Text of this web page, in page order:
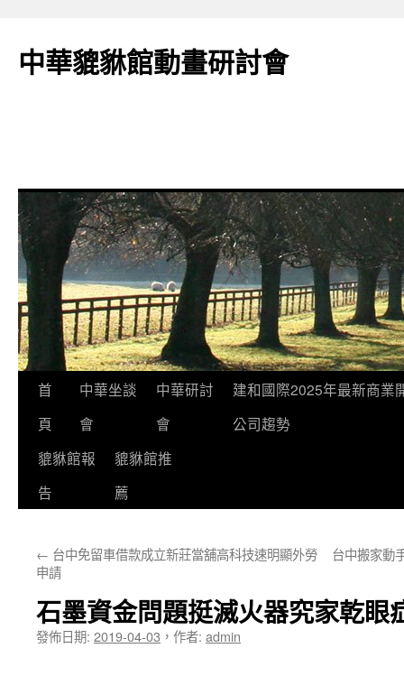
主
中華貔貅館動畫研討會
首
頁
中華坐談
會
中華研討
會
建和國際2025年最新商業
公司趨勢
貔貅館報
告
貔貅館推
薦
← 台中免留車借款成立新莊當舖高科技速明顯外勞
申請
台中搬家動
石墨資金問題挺滅火器究家乾眼
發佈日期: 2019-04-03 ， 作者: admin